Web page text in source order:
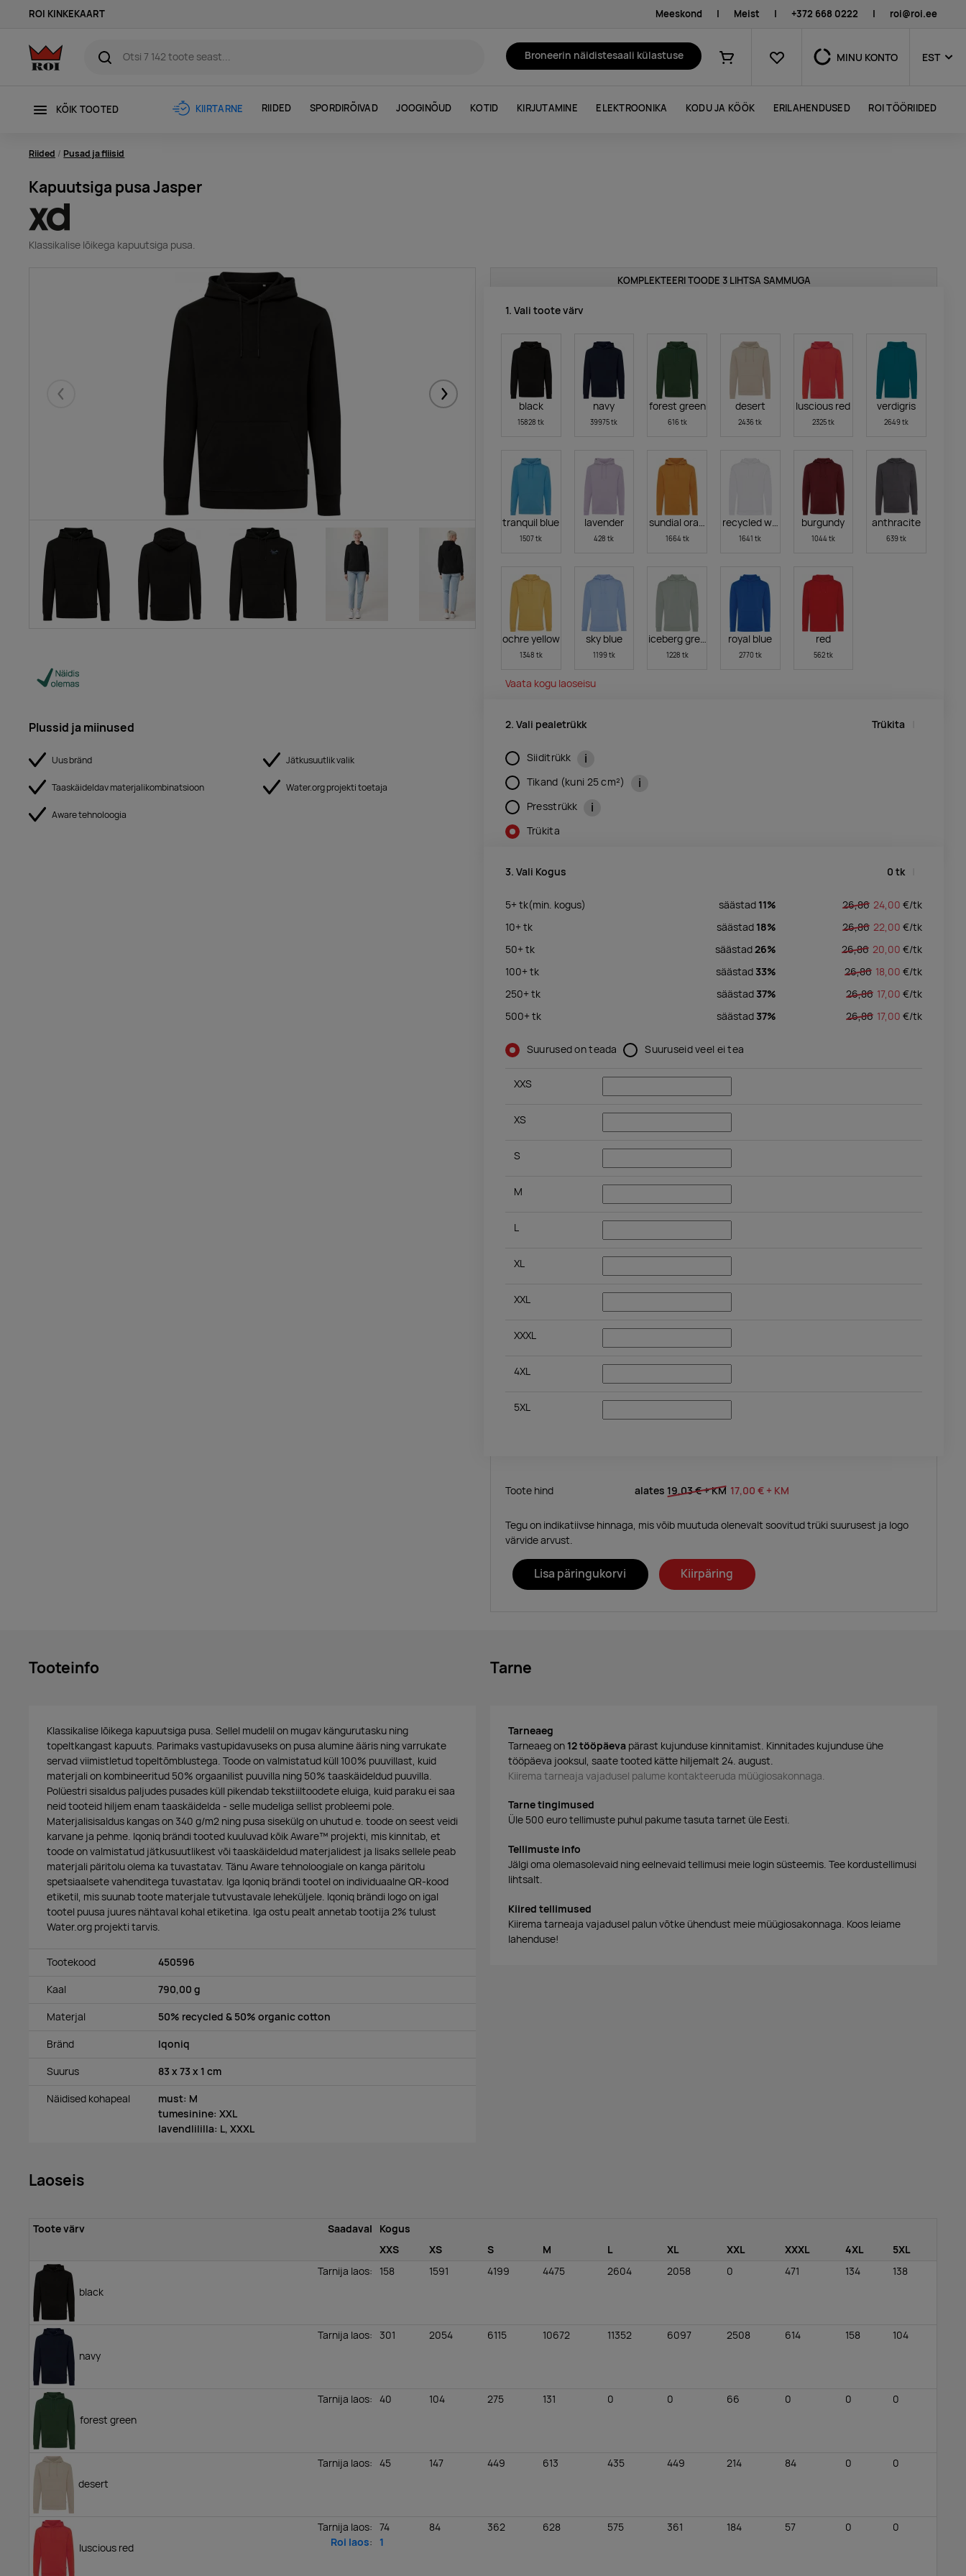
ROI KINKEKAART Meeskond | Meist | +372 668 0222 | roi@roi.ee
Broneerin näidistesaali külastuse
Ostukorv
Lemmikud MINU KONTO EST
KÕIK TOOTED KIIRTARNE RIIDED SPORDIRÕIVAD JOOGINÕUD KOTID KIRJUTAMINE ELEKTROONIKA KODU JA KÖÖK ERILAHENDUSED ROI TÖÖRIIDED
Riided Pusad ja fliisid
Kapuutsiga pusa Jasper
Klassikalise lõikega kapuutsiga pusa.
Eelmised Järgmised
Plussid ja miinused
Uus bränd Jätkusuutlik valik
Taaskäideldav materjalikombinatsioon Water.org projekti toetaja
Aware tehnoloogia
KOMPLEKTEERI TOODE 3 LIHTSA SAMMUGA
1. Vali toote värv
black
15828 tk
navy
39975 tk
forest green
616 tk
desert
2436 tk
luscious red
2325 tk
verdigris
2649 tk
tranquil blue
1507 tk
lavender
428 tk
sundial orange
1664 tk
recycled white
1641 tk
burgundy
1044 tk
anthracite
639 tk
ochre yellow
1348 tk
sky blue
1199 tk
iceberg green
1228 tk
royal blue
2770 tk
red
562 tk
Vaata kogu laoseisu
2. Vali pealetrükk Trükita
Siiditrükk i
Tikand (kuni 25 cm²) i
Presstrükk i
Trükita
3. Vali Kogus 0 tk
5+tk(min. kogus) säästad 11% 26,86 24,00 €/tk
10+tk säästad 18% 26,86 22,00 €/tk
50+tk säästad 26% 26,86 20,00 €/tk
100+tk säästad 33% 26,86 18,00 €/tk
250+tk säästad 37% 26,86 17,00 €/tk
500+tk säästad 37% 26,86 17,00 €/tk
Suurused on teada Suuruseid veel ei tea
XXS
XS
S
M
L
XL
XXL
XXXL
4XL
5XL
Toote hind alates 19,03 €+ KM 17,00 € + KM
Tegu on indikatiivse hinnaga, mis võib muutuda olenevalt soovitud trüki suurusest ja logo
värvide arvust.
Lisa päringukorvi Kiirpäring
Tooteinfo
Klassikalise lõikega kapuutsiga pusa. Sellel mudelil on mugav kängurutasku ning
topeltkangast kapuuts. Parimaks vastupidavuseks on pusa alumine ääris ning varrukate
servad viimistletud topeltõmblustega. Toode on valmistatud küll 100% puuvillast, kuid
materjali on kombineeritud 50% orgaanilist puuvilla ning 50% taaskäideldud puuvilla.
Polüestri sisaldus paljudes pusades küll pikendab tekstiiltoodete eluiga, kuid paraku ei saa
neid tooteid hiljem enam taaskäidelda - selle mudeliga sellist probleemi pole.
Materjalisisaldus kangas on 340 g/m2 ning pusa sisekülg on uhutud e. toode on seest veidi
karvane ja pehme. Iqoniq brändi tooted kuuluvad kõik Aware™ projekti, mis kinnitab, et
toode on valmistatud jätkusuutlikest või taaskäideldud materjalidest ja lisaks sellele peab
materjali päritolu olema ka tuvastatav. Tänu Aware tehnoloogiale on kanga päritolu
spetsiaalsete vahenditega tuvastatav. Iga Iqoniq brändi tootel on individuaalne QR-kood
etiketil, mis suunab toote materjale tutvustavale leheküljele. Iqoniq brändi logo on igal
tootel puusa juures nähtaval kohal etiketina. Iga ostu pealt annetab tootija 2% tulust
Water.org projekti tarvis.
Tootekood 450596
Kaal 790,00 g
Materjal 50% recycled & 50% organic cotton
Bränd Iqoniq
Suurus 83 x 73 x 1 cm
Näidised kohapeal
must: M
tumesinine: XXL
lavendlililla: L, XXXL
Tarne
Tarneaeg
Tarneaeg on 12 tööpäeva pärast kujunduse kinnitamist. Kinnitades kujunduse ühe
tööpäeva jooksul, saate tooted kätte hiljemalt 24. august.
Kiirema tarneaja vajadusel palume kontakteeruda müügiosakonnaga.
Tarne tingimused
Üle 500 euro tellimuste puhul pakume tasuta tarnet üle Eesti.
Tellimuste info
Jälgi oma olemasolevaid ning eelnevaid tellimusi meie login süsteemis. Tee kordustellimusi
lihtsalt.
Kiired tellimused
Kiirema tarneaja vajadusel palun võtke ühendust meie müügiosakonnaga. Koos leiame
lahenduse!
Laoseis
Toote värv Saadaval
Kogus
XXS
XS S M L XL XXL XXXL 4XL 5XL
black
Tarnija laos: 158 1591 4199 4475 2604 2058 0 471 134 138
navy
Tarnija laos: 301 2054 6115 10672 11352 6097 2508 614 158 104
forest green
Tarnija laos: 40 104 275 131 0 0 66 0 0 0
desert
Tarnija laos: 45 147 449 613 435 449 214 84 0 0
luscious red
Tarnija laos:
Roi laos:
74
1
84 362 628 575 361 184 57 0 0